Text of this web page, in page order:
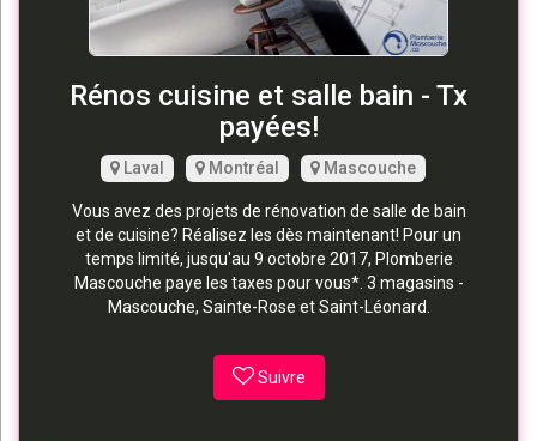
Rénos cuisine et salle bain - Tx
payées!
Laval Montréal Mascouche
Vous avez des projets de rénovation de salle de bain
et de cuisine? Réalisez les dès maintenant! Pour un
temps limité, jusqu'au 9 octobre 2017, Plomberie
Mascouche paye les taxes pour vous*. 3 magasins -
Mascouche, Sainte-Rose et Saint-Léonard.
Suivre